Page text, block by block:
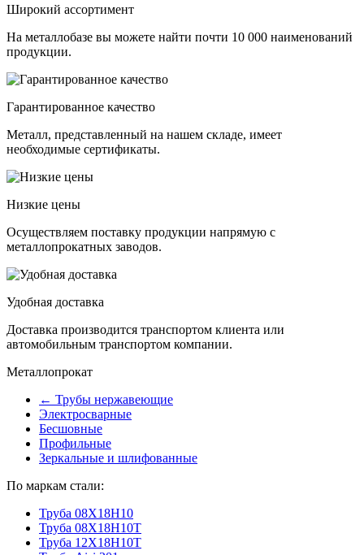
Широкий ассортимент
На металлобазе вы можете найти почти 10 000 наименований
продукции.
Гарантированное качество
Металл, представленный на нашем складе, имеет
необходимые сертификаты.
Низкие цены
Осуществляем поставку продукции напрямую с
металлопрокатных заводов.
Удобная доставка
Доставка производится транспортом клиента или
автомобильным транспортом компании.
Металлопрокат
← Трубы нержавеющие
Электросварные
Бесшовные
Профильные
Зеркальные и шлифованные
По маркам стали:
Труба 08Х18Н10
Труба 08Х18Н10Т
Труба 12Х18Н10Т